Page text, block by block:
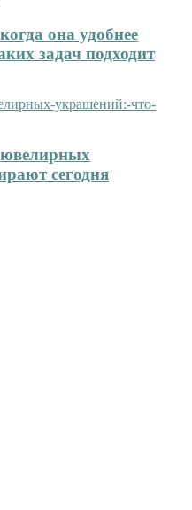
она удобнее
задач подходит
сегодня